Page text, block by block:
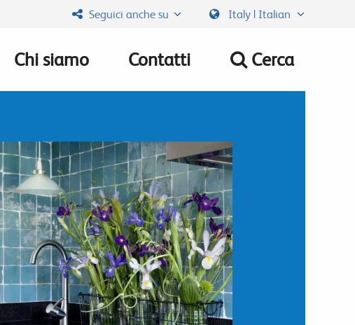
Seguici anche su Italy | Italian
Chi siamo Contatti Cerca